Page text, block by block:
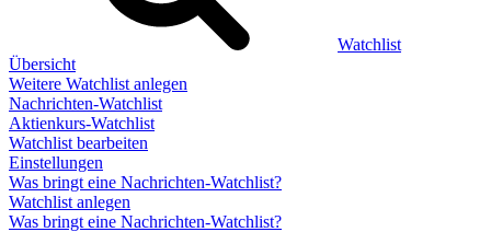
Watchlist
Übersicht
Weitere Watchlist anlegen
Nachrichten-Watchlist
Aktienkurs-Watchlist
Watchlist bearbeiten
Einstellungen
Was bringt eine Nachrichten-Watchlist?
Watchlist anlegen
Was bringt eine Nachrichten-Watchlist?